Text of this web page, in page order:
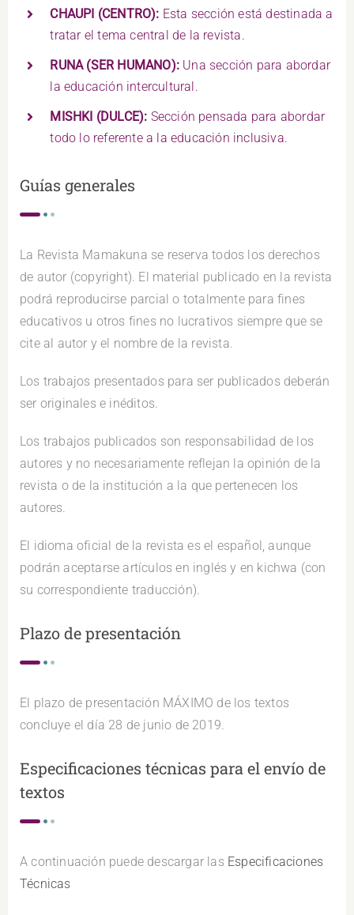
CHAUPI (CENTRO): Esta sección está destinada a
tratar el tema central de la revista.
RUNA (SER HUMANO): Una sección para abordar
la educación intercultural.
MISHKI (DULCE): Sección pensada para abordar
todo lo referente a la educación inclusiva.
Guías generales
La Revista Mamakuna se reserva todos los derechos
de autor (copyright). El material publicado en la revista
podrá reproducirse parcial o totalmente para fines
educativos u otros fines no lucrativos siempre que se
cite al autor y el nombre de la revista.
Los trabajos presentados para ser publicados deberán
ser originales e inéditos.
Los trabajos publicados son responsabilidad de los
autores y no necesariamente reflejan la opinión de la
revista o de la institución a la que pertenecen los
autores.
El idioma oficial de la revista es el español, aunque
podrán aceptarse artículos en inglés y en kichwa (con
su correspondiente traducción).
Plazo de presentación
El plazo de presentación MÁXIMO de los textos
concluye el día 28 de junio de 2019.
Especificaciones técnicas para el envío de
textos
A continuación puede descargar las Especificaciones
Técnicas